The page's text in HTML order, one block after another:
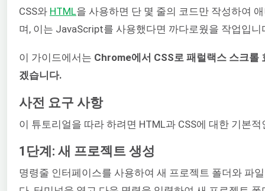
CSS와 HTML을 사용하면 단 몇 줄의 코드만 작성하여
며, 이는 JavaScript를 사용했다면 까다로웠을 작업입니
이 가이드에서는 Chrome에서 CSS로 패럴랙스 스크롤
겠습니다.
사전 요구 사항
이 튜토리얼을 따라 하려면 HTML과 CSS에 대한 기본
1단계: 새 프로젝트 생성
명령줄 인터페이스를 사용하여 새 프로젝트 폴더와 파